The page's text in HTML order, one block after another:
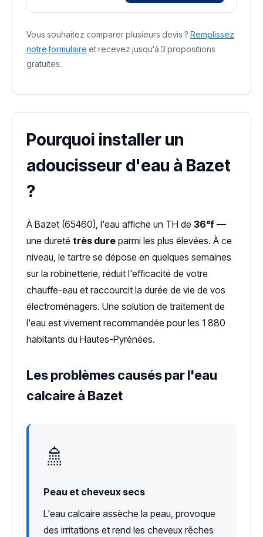
Vous souhaitez comparer plusieurs devis ? Remplissez
notre formulaire et recevez jusqu'à 3 propositions
gratuites.
Pourquoi installer un
adoucisseur d'eau à Bazet
?
À Bazet (65460), l'eau affiche un TH de 36°f —
une dureté très dure parmi les plus élevées. À ce
niveau, le tartre se dépose en quelques semaines
sur la robinetterie, réduit l'efficacité de votre
chauffe-eau et raccourcit la durée de vie de vos
électroménagers. Une solution de traitement de
l'eau est vivement recommandée pour les 1 880
habitants du Hautes-Pyrénées.
Les problèmes causés par l'eau
calcaire à Bazet
🚿
Peau et cheveux secs
L'eau calcaire assèche la peau, provoque
des irritations et rend les cheveux rêches